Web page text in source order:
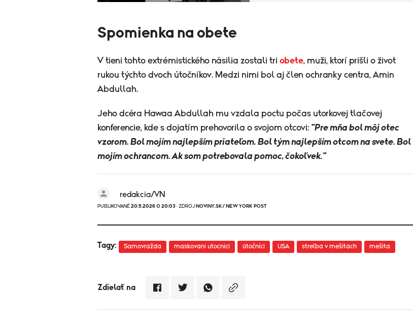
Spomienka na obete
V tieni tohto extrémistického násilia zostali tri obete, muži, ktorí prišli o život
rukou týchto dvoch útočníkov. Medzi nimi bol aj člen ochranky centra, Amin
Abdullah.
Jeho dcéra Hawaa Abdullah mu vzdala poctu počas utorkovej tlačovej
konferencie, kde s dojatím prehovorila o svojom otcovi: "Pre mňa bol môj otec
vzorom. Bol mojím najlepším priateľom. Bol tým najlepším otcom na svete. Bol
mojím ochrancom. Ak som potrebovala pomoc, čokoľvek."
redakcia/VN
PUBLIKOVANÉ 20.5.2026 O 20:03 · ZDROJ NOVINY.SK/ NEW YORK POST
Tagy: Samovražda maskovani utocnici útočníci USA streľba v mešitách mešita
Zdielať na